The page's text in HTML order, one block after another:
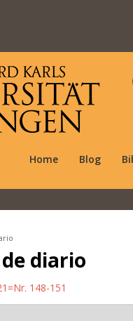
Home Blog
aquí
diario
148-151